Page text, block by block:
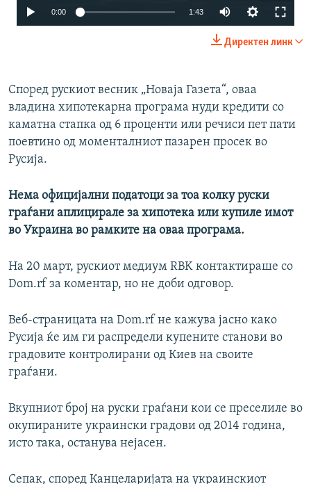
1080p
0:00 1:43
720p
1080p
Директен линк
Според рускиот весник „Новаја Газета“, оваа
владина хипотекарна програма нуди кредити со
каматна стапка од 6 проценти или речиси пет пати
поевтино од моменталниот пазарен просек во
Русија.
Нема официјални податоци за тоа колку руски
граѓани аплицирале за хипотека или купиле имот
во Украина во рамките на оваа програма.
На 20 март, рускиот медиум RBK контактираше со
Dom.rf за коментар, но не доби одговор.
Веб-страницата на Dom.rf не кажува јасно како
Русија ќе им ги распредели купените станови во
градовите контролирани од Киев на своите
граѓани.
Вкупниот број на руски граѓани кои се преселиле во
окупираните украински градови од 2014 година,
исто така, останува нејасен.
Сепак, според Канцеларијата на украинскиот